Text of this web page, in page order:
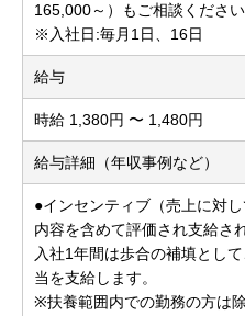
165,000～）もご相談くださ
※入社日:毎月1日、16日
給与
時給 1,380円 〜 1,480円
給与詳細（年収事例など）
●インセンティブ（売上に対
内容を含めて評価され支給さ
入社1年間は歩合の補填とし
当を支給します。
※扶養範囲内での勤務の方は除